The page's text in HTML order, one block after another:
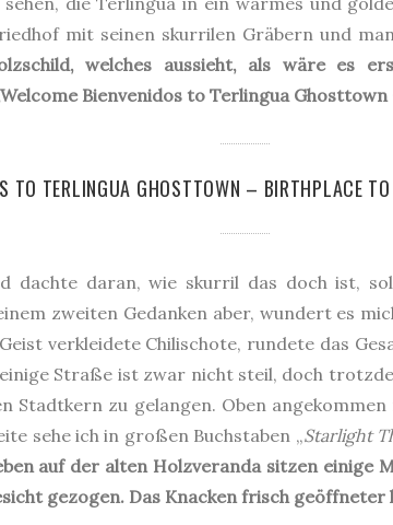
mit seinen skurrilen Gräbern und
welches aussieht, als wäre es
Bienvenidos to Terlingua
TO TERLINGUA GHOSTTOWN – BIRTHPLACE
dachte daran, wie skurril das doch ist,
zweiten Gedanken aber, wundert es
verkleidete Chilischote, rundete das
Straße ist zwar nicht steil, doch
Stadtkern zu gelangen. Oben
sehe ich in großen Buchstaben „Starlight
auf der alten Holzveranda sitzen einige
gezogen. Das Knacken frisch